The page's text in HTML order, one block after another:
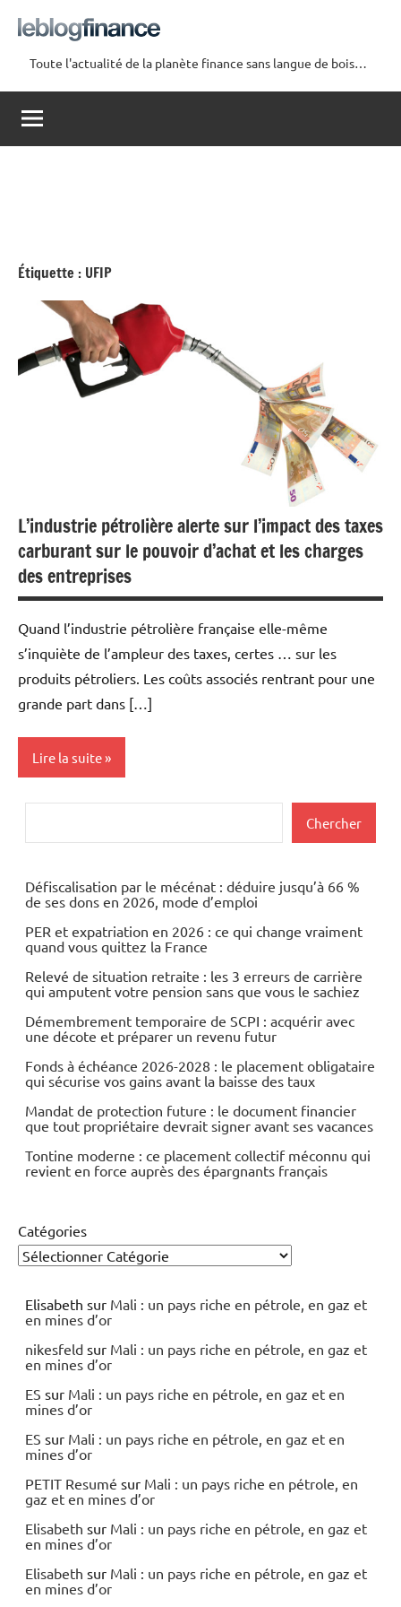
contenu
Le
Blog
Finance
Toute l'actualité de la planète finance sans langue de bois…
Étiquette : UFIP
L’industrie pétrolière alerte sur l’impact des taxes
carburant sur le pouvoir d’achat et les charges
des entreprises
Quand l’industrie pétrolière française elle-même
s’inquiète de l’ampleur des taxes, certes … sur les
produits pétroliers. Les coûts associés rentrant pour une
grande part dans […]
Lire la suite
Economie
Energies
Matières
premières
Chercher
Défiscalisation par le mécénat : déduire jusqu’à 66 %
de ses dons en 2026, mode d’emploi
PER et expatriation en 2026 : ce qui change vraiment
quand vous quittez la France
Relevé de situation retraite : les 3 erreurs de carrière
qui amputent votre pension sans que vous le sachiez
Démembrement temporaire de SCPI : acquérir avec
une décote et préparer un revenu futur
Fonds à échéance 2026-2028 : le placement obligataire
qui sécurise vos gains avant la baisse des taux
Mandat de protection future : le document financier
que tout propriétaire devrait signer avant ses vacances
Tontine moderne : ce placement collectif méconnu qui
revient en force auprès des épargnants français
Catégories
Elisabeth sur Mali : un pays riche en pétrole, en gaz et
en mines d’or
nikesfeld sur Mali : un pays riche en pétrole, en gaz et
en mines d’or
ES sur Mali : un pays riche en pétrole, en gaz et en
mines d’or
ES sur Mali : un pays riche en pétrole, en gaz et en
mines d’or
PETIT Resumé sur Mali : un pays riche en pétrole, en
gaz et en mines d’or
Elisabeth sur Mali : un pays riche en pétrole, en gaz et
en mines d’or
Elisabeth sur Mali : un pays riche en pétrole, en gaz et
en mines d’or